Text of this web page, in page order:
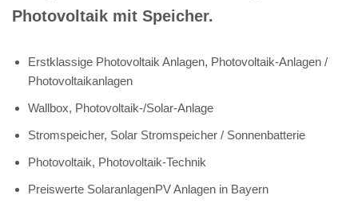
Photovoltaik mit Speicher.
Erstklassige Photovoltaik Anlagen, Photovoltaik-Anlagen /
Photovoltaikanlagen
Wallbox, Photovoltaik-/Solar-Anlage
Stromspeicher, Solar Stromspeicher / Sonnenbatterie
Photovoltaik, Photovoltaik-Technik
Preiswerte SolaranlagenPV Anlagen in Bayern